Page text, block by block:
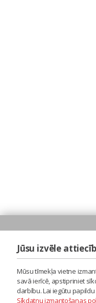
Jūsu izvēle
Mūsu tīmekļa vietne
savā ierīcē, apstipriniet
darbību. Lai iegūtu
Sīkdatņu izmantošanas